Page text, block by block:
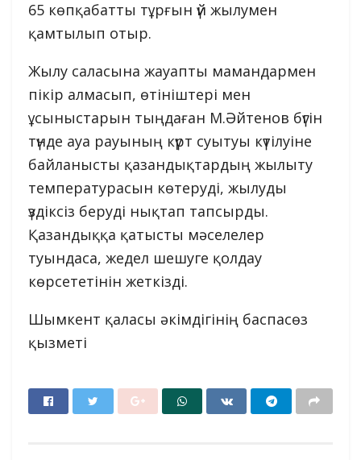
65 көпқабатты тұрғын үй жылумен
қамтылып отыр.
Жылу саласына жауапты мамандармен
пікір алмасып, өтініштері мен
ұсыныстарын тыңдаған М.Әйтенов бүгін
түнде ауа рауының күрт суытуы күтілуіне
байланысты қазандықтардың жылыту
температурасын көтеруді, жылуды
үздіксіз беруді нықтап тапсырды.
Қазандыққа қатысты мәселелер
туындаса, жедел шешуге қолдау
көрсететінін жеткізді.
Шымкент қаласы әкімдігінің баспасөз
қызметі